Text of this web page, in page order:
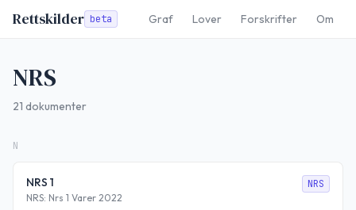
Rettskilder beta Graf Lover Forskrifter Om
NRS
21 dokumenter
N
NRS 1
NRS: Nrs 1 Varer 2022
NRS